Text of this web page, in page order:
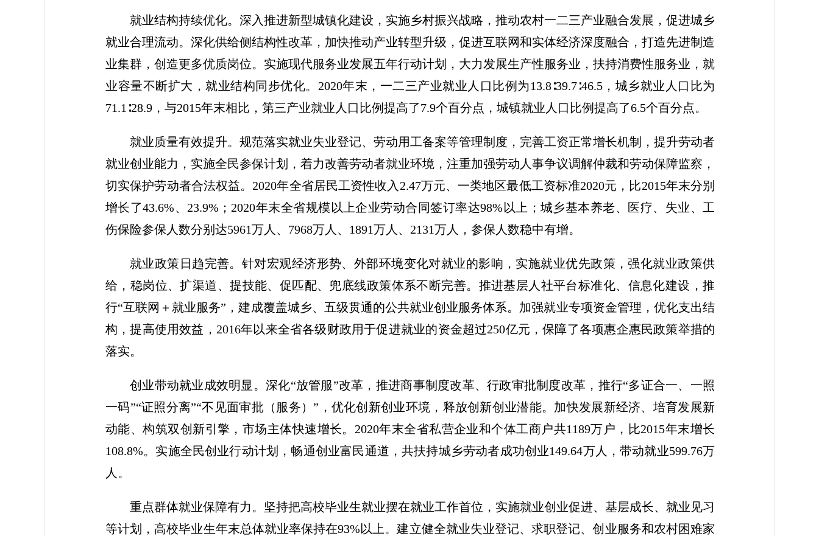
就业结构持续优化。深入推进新型城镇化建设，实施乡村振兴战略，推动农村一二三产业融合发展，促进城乡
就业合理流动。深化供给侧结构性改革，加快推动产业转型升级，促进互联网和实体经济深度融合，打造先进制造
业集群，创造更多优质岗位。实施现代服务业发展五年行动计划，大力发展生产性服务业，扶持消费性服务业，就
业容量不断扩大，就业结构同步优化。2020年末，一二三产业就业人口比例为13.8∶39.7∶46.5，城乡就业人口比为
71.1∶28.9，与2015年末相比，第三产业就业人口比例提高了7.9个百分点，城镇就业人口比例提高了6.5个百分点。
就业质量有效提升。规范落实就业失业登记、劳动用工备案等管理制度，完善工资正常增长机制，提升劳动者
就业创业能力，实施全民参保计划，着力改善劳动者就业环境，注重加强劳动人事争议调解仲裁和劳动保障监察，
切实保护劳动者合法权益。2020年全省居民工资性收入2.47万元、一类地区最低工资标准2020元，比2015年末分别
增长了43.6%、23.9%；2020年末全省规模以上企业劳动合同签订率达98%以上；城乡基本养老、医疗、失业、工
伤保险参保人数分别达5961万人、7968万人、1891万人、2131万人，参保人数稳中有增。
就业政策日趋完善。针对宏观经济形势、外部环境变化对就业的影响，实施就业优先政策，强化就业政策供
给，稳岗位、扩渠道、提技能、促匹配、兜底线政策体系不断完善。推进基层人社平台标准化、信息化建设，推
行“互联网＋就业服务”，建成覆盖城乡、五级贯通的公共就业创业服务体系。加强就业专项资金管理，优化支出结
构，提高使用效益，2016年以来全省各级财政用于促进就业的资金超过250亿元，保障了各项惠企惠民政策举措的
落实。
创业带动就业成效明显。深化“放管服”改革，推进商事制度改革、行政审批制度改革，推行“多证合一、一照
一码”“证照分离”“不见面审批（服务）”，优化创新创业环境，释放创新创业潜能。加快发展新经济、培育发展新
动能、构筑双创新引擎，市场主体快速增长。2020年末全省私营企业和个体工商户共1189万户，比2015年末增长
108.8%。实施全民创业行动计划，畅通创业富民通道，共扶持城乡劳动者成功创业149.64万人，带动就业599.76万
人。
重点群体就业保障有力。坚持把高校毕业生就业摆在就业工作首位，实施就业创业促进、基层成长、就业见习
等计划，高校毕业生年末总体就业率保持在93%以上。建立健全就业失业登记、求职登记、创业服务和农村困难家